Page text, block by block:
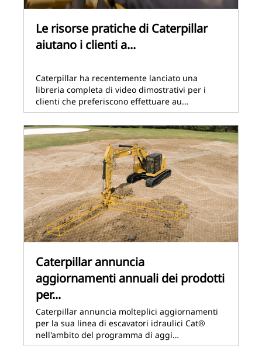
Le risorse pratiche di Caterpillar
aiutano i clienti a...
Caterpillar ha recentemente lanciato una
libreria completa di video dimostrativi per i
clienti che preferiscono effettuare au…
Caterpillar annuncia
aggiornamenti annuali dei prodotti
per...
Caterpillar annuncia molteplici aggiornamenti
per la sua linea di escavatori idraulici Cat®
nell'ambito del programma di aggi…